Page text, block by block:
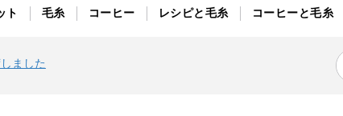
ト 毛糸 コーヒー レシピと毛糸 コーヒーと毛糸